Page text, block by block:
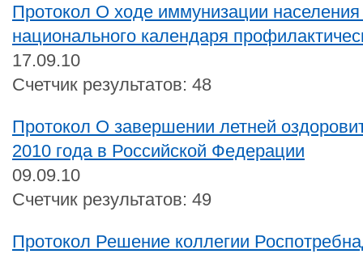
Протокол О ходе иммунизации
национального календаря
17.09.10
Счетчик результатов: 48
Протокол О завершении летней
2010 года в Российской Федерации
09.09.10
Счетчик результатов: 49
Протокол Решение коллегии